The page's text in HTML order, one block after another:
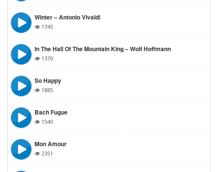
Winter – Antonio Vivaldi
1745
In The Hall Of The Mountain King – Wolf Hoffmann
1370
So Happy
1885
Bach Fugue
1540
Mon Amour
2351